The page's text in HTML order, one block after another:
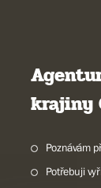
krajiny
Poznávám
Potřebuji